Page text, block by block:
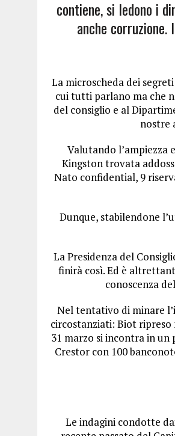
contiene, si ledono i
anche
La microscheda dei
cui tutti parlano ma che
del consiglio e al
nostre
Valutando l’ampiezza
Kingston trovata
Nato confidential, 9
Dunque, stabilendone
La Presidenza del
finirà così. Ed è
conoscenza
Nel tentativo di minare
circostanziati: Biot
31 marzo si incontra in
Crestor con 100
Le indagini condotte